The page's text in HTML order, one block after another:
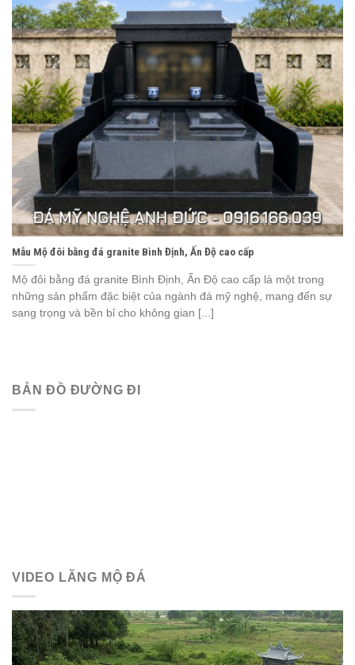
Mẫu Mộ đôi bằng đá granite Bình Định, Ấn Độ cao cấp
Mộ đôi bằng đá granite Bình Định, Ấn Độ cao cấp là một trong
những sản phẩm đặc biệt của ngành đá mỹ nghệ, mang đến sự
sang trọng và bền bỉ cho không gian [...]
BẢN ĐỒ ĐƯỜNG ĐI
VIDEO LĂNG MỘ ĐÁ